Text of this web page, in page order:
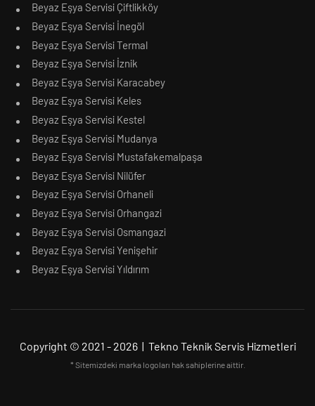
Beyaz Eşya Servisi Çiftlikköy
Beyaz Eşya Servisi İnegöl
Beyaz Eşya Servisi Termal
Beyaz Eşya Servisi İznik
Beyaz Eşya Servisi Karacabey
Beyaz Eşya Servisi Keles
Beyaz Eşya Servisi Kestel
Beyaz Eşya Servisi Mudanya
Beyaz Eşya Servisi Mustafakemalpaşa
Beyaz Eşya Servisi Nilüfer
Beyaz Eşya Servisi Orhaneli
Beyaz Eşya Servisi Orhangazi
Beyaz Eşya Servisi Osmangazi
Beyaz Eşya Servisi Yenişehir
Beyaz Eşya Servisi Yıldırım
Copyright © 2021 - 2026 | Tekno Teknik Servis Hizmetleri
* Sitemizdeki marka logoları hak sahiplerine aittir.